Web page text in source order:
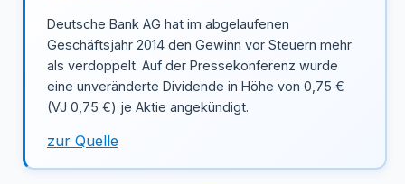
Deutsche Bank AG hat im abgelaufenen
Geschäftsjahr 2014 den Gewinn vor Steuern mehr
als verdoppelt. Auf der Pressekonferenz wurde
eine unveränderte Dividende in Höhe von 0,75 €
(VJ 0,75 €) je Aktie angekündigt.
zur Quelle